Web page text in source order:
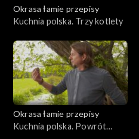
Okrasa łamie przepisy
Kuchnia polska. Trzy kotlety
Okrasa łamie przepisy
Kuchnia polska. Powrót